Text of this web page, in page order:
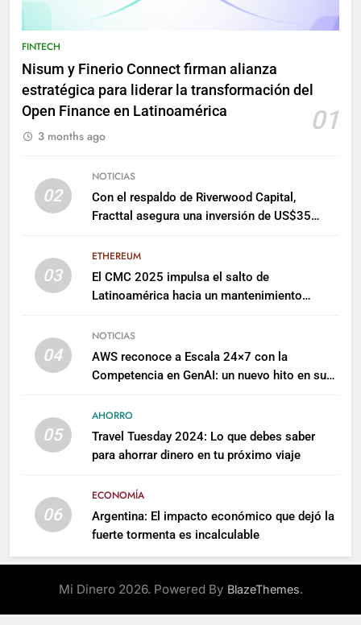
FINTECH
Nisum y Finerio Connect firman alianza
estratégica para liderar la transformación del
Open Finance en Latinoamérica
01
3 months ago
02
NOTICIAS
Con el respaldo de Riverwood Capital,
Fracttal asegura una inversión de US$35
03
ETHEREUM
El CMC 2025 impulsa el salto de
Latinoamérica hacia un mantenimiento
04
NOTICIAS
AWS reconoce a Escala 24×7 con la
Competencia en GenAI: un nuevo hito en su
05
AHORRO
Travel Tuesday 2024: Lo que debes saber
para ahorrar dinero en tu próximo viaje
06
ECONOMÍA
Argentina: El impacto económico que dejó la
fuerte tormenta es incalculable
Mi Dinero 2026. Powered By BlazeThemes.